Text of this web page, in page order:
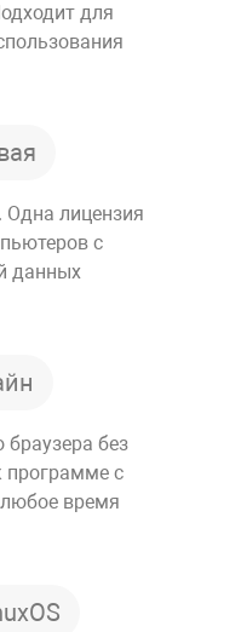
для
Одна лицензия
с
данных
браузера без
программе с
время